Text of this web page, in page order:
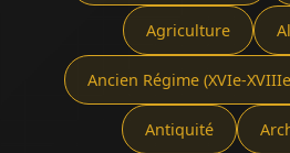
Agriculture
Ancien Régime (XVIe-
Antiquité